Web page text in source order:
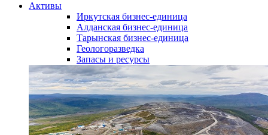
Активы
Иркутская бизнес-единица
Алданская бизнес-единица
Тарынская бизнес-единица
Геологоразведка
Запасы и ресурсы